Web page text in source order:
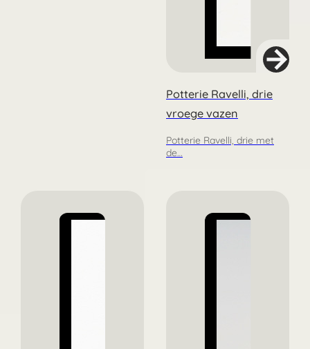
Potterie Ravelli, drie
vroege vazen
Potterie Ravelli, drie met
de…